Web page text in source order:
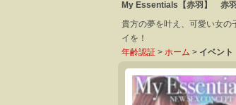
My Essentials【赤羽】 赤
貴方の夢を叶え、可愛い女の
イを！
年齢認証 > ホーム > イベント